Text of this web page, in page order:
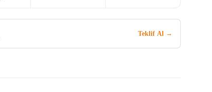
Teklif Al →